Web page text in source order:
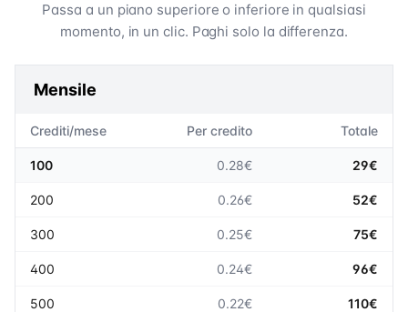
Passa a un piano superiore o inferiore in qualsiasi
momento, in un clic. Paghi solo la differenza.
Mensile
Crediti/mese Per credito Totale
100 0.28€ 29€
200 0.26€ 52€
300 0.25€ 75€
400 0.24€ 96€
500 0.22€ 110€